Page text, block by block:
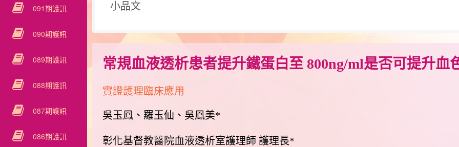
091期護訊
090期護訊
089期護訊
088期護訊
087期護訊
086期護訊
小品文
常規血液透析患者提升鐵蛋白至 800ng/ml是否可提升血
實證護理臨床應用
吳玉鳳、羅玉仙、吳鳳美*
彰化基督教醫院血液透析室護理師 護理長*